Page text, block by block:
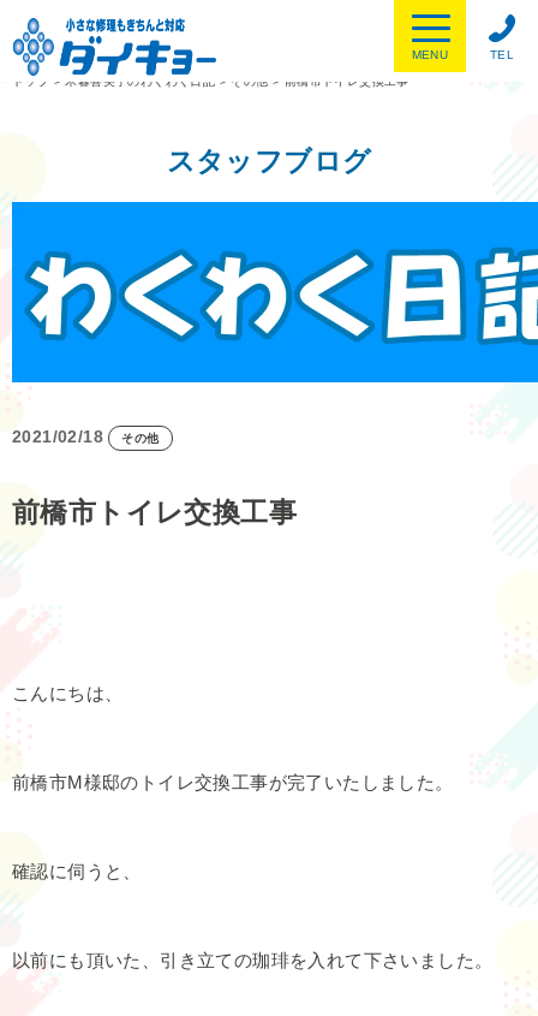
TEL
MENU
トップ
> 木暮喜美子のわくわく日記 > その他 > 前橋市トイレ交換工事
スタッフブログ
2021/02/18 その他
前橋市トイレ交換工事
こんにちは、
前橋市M様邸のトイレ交換工事が完了いたしました。
確認に伺うと、
以前にも頂いた、引き立ての珈琲を入れて下さいました。